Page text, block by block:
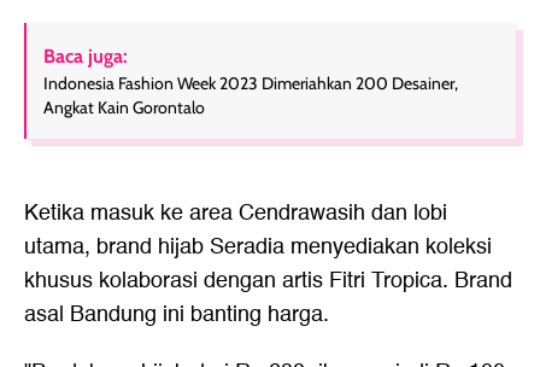
Baca juga:
Indonesia Fashion Week 2023 Dimeriahkan 200 Desainer,
Angkat Kain Gorontalo
Ketika masuk ke area Cendrawasih dan lobi
utama, brand hijab Seradia menyediakan koleksi
khusus kolaborasi dengan artis Fitri Tropica. Brand
asal Bandung ini banting harga.